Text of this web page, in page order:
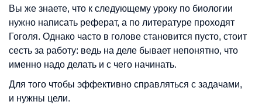
Вы же знаете, что к следующему уроку по биологии
нужно написать реферат, а по литературе проходят
Гоголя. Однако часто в голове становится пусто, стоит
сесть за работу: ведь на деле бывает непонятно, что
именно надо делать и с чего начинать.
Для того чтобы эффективно справляться с задачами,
и нужны цели.